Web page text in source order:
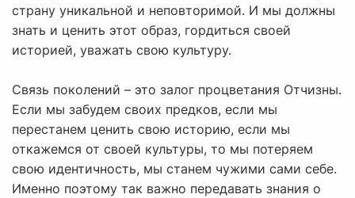
страну уникальной и неповторимой. И мы должны
знать и ценить этот образ, гордиться своей
историей, уважать свою культуру.
Связь поколений – это залог процветания Отчизны.
Если мы забудем своих предков, если мы
перестанем ценить свою историю, если мы
откажемся от своей культуры, то мы потеряем
свою идентичность, мы станем чужими сами себе.
Именно поэтому так важно передавать знания о